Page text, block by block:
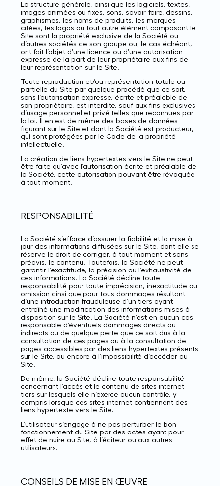
La structure générale, ainsi que les logiciels, textes,
images animées ou fixes, sons, savoir-faire, dessins,
graphismes, les noms de produits, les marques
citées, les logos ou tout autre élément composant le
Site sont la propriété exclusive de la Société ou
d’autres sociétés de son groupe ou, le cas échéant,
ont fait l’objet d’une licence ou d’une autorisation
expresse de la part de leur propriétaire aux fins de
leur représentation sur le Site.
Toute reproduction et/ou représentation totale ou
partielle du Site par quelque procédé que ce soit,
sans l’autorisation expresse, écrite et préalable de
son propriétaire, est interdite, sauf aux fins exclusives
d’usage personnel et privé telles que reconnues par
la loi. Il en est de même des bases de données
figurant sur le Site et dont la Société est producteur,
qui sont protégées par le Code de la propriété
intellectuelle.
La création de liens hypertextes vers le Site ne peut
être faite qu’avec l’autorisation écrite et préalable de
la Société, cette autorisation pouvant être révoquée
à tout moment.
RESPONSABILITÉ
La Société s’efforce d’assurer la fiabilité et la mise à
jour des informations diffusées sur le Site, dont elle se
réserve le droit de corriger, à tout moment et sans
préavis, le contenu. Toutefois, la Société ne peut
garantir l’exactitude, la précision ou l’exhaustivité de
ces informations. La Société décline toute
responsabilité pour toute imprécision, inexactitude ou
omission ainsi que pour tous dommages résultant
d’une introduction frauduleuse d’un tiers ayant
entraîné une modification des informations mises à
disposition sur le Site. La Société n’est en aucun cas
responsable d’éventuels dommages directs ou
indirects ou de quelque perte que ce soit dus à la
consultation de ces pages ou à la consultation de
pages accessibles par des liens hypertextes présents
sur le Site, ou encore à l’impossibilité d’accéder au
Site.
De même, la Société décline toute responsabilité
concernant l’accès et le contenu de sites internet
tiers sur lesquels elle n’exerce aucun contrôle, y
compris lorsque ces sites internet contiennent des
liens hypertexte vers le Site.
L’utilisateur s’engage à ne pas perturber le bon
fonctionnement du Site par des actes ayant pour
effet de nuire au Site, à l’éditeur ou aux autres
utilisateurs.
CONSEILS DE MISE EN ŒUVRE